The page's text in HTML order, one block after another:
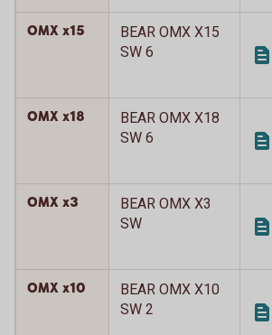
OMX x15
BEAR OMX X15
SW 6
OMX x18
BEAR OMX X18
SW 6
OMX x3
BEAR OMX X3
SW
OMX x10
BEAR OMX X10
SW 2